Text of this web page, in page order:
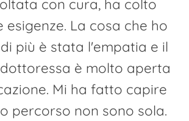
con cura, ha colto
esigenze. La cosa che ho
più è stata l'empatia e il
è molto aperta
Mi ha fatto capire
percorso non sono sola.